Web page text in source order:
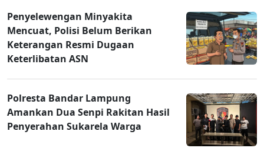
Penyelewengan Minyakita
Mencuat, Polisi Belum Berikan
Keterangan Resmi Dugaan
Keterlibatan ASN
Polresta Bandar Lampung
Amankan Dua Senpi Rakitan Hasil
Penyerahan Sukarela Warga